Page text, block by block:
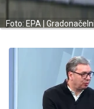
Foto: EPA |